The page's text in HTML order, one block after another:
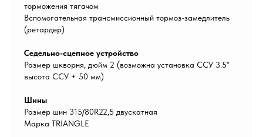
торможения тягачом
Вспомогательная трансмиссионный тормоз-замедлитель
(ретардер)
Седельно-сцепное устройство
Размер шкворня, дюйм 2 (возможна установка ССУ 3.5''
высота ССУ + 50 мм)
Шины
Размер шин 315/80R22,5 двускатная
Марка TRIANGLE